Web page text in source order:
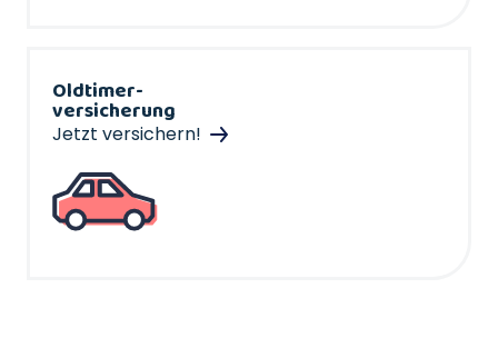
Oldtimer-
versicherung
Jetzt versichern!